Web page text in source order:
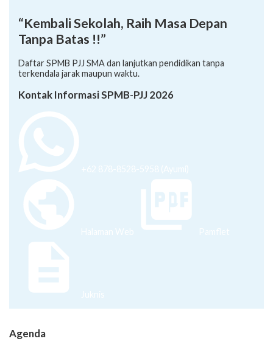
“Kembali Sekolah, Raih Masa Depan
Tanpa Batas !!”
Daftar SPMB PJJ SMA dan lanjutkan pendidikan tanpa
terkendala jarak maupun waktu.
Kontak Informasi SPMB-PJJ 2026
+62 878-8528-5958 (Ayumi)
Halaman Web Pamflet
Juknis
Agenda